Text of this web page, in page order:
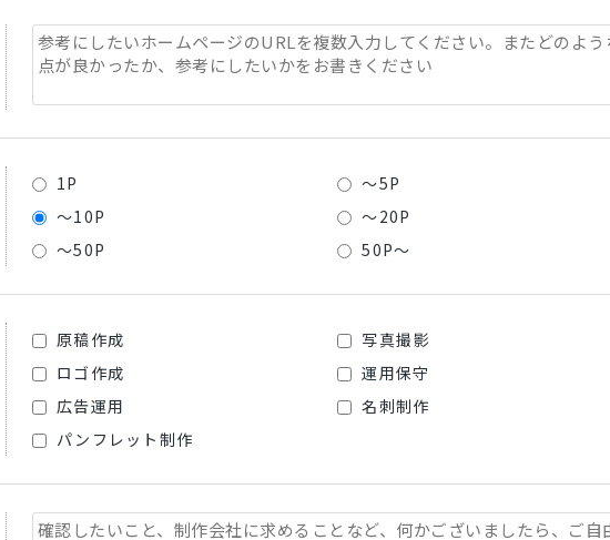
1P
～5P
～10P
～20P
～50P
50P～
原稿作成
写真撮影
ロゴ作成
運用保守
広告運用
名刺制作
パンフレット制作